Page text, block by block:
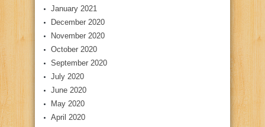
January 2021
December 2020
November 2020
October 2020
September 2020
July 2020
June 2020
May 2020
April 2020